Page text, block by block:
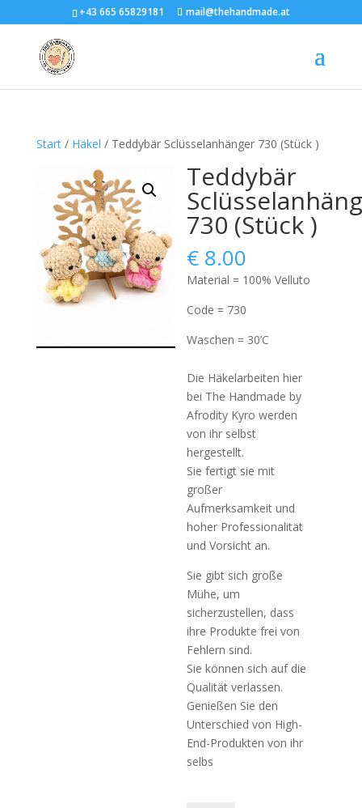
+43 665 65829181 mail@thehandmade.at
Start/ Häkel / Teddybär Sclüsselanhänger 730 (Stück )
Teddybär
730 (Stück )
€ 8.00
Material = 100% Velluto
Code = 730
Waschen = 30’C
Die Häkelarbeiten hier
bei The Handmade by
Afrodity Kyro werden
von ihr selbst
hergestellt.
Sie fertigt sie mit
großer
Aufmerksamkeit und
hoher Professionalität
und Vorsicht an.
Sie gibt sich große
Mühe, um
sicherzustellen, dass
ihre Produkte frei von
Fehlern sind.
Sie können sich auf die
Qualität verlassen.
Genießen Sie den
Unterschied von High-
End-Produkten von ihr
selbs